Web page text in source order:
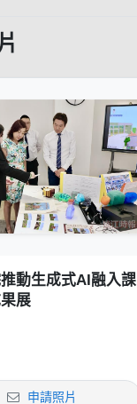
動生成式AI融入課
展
申請照片